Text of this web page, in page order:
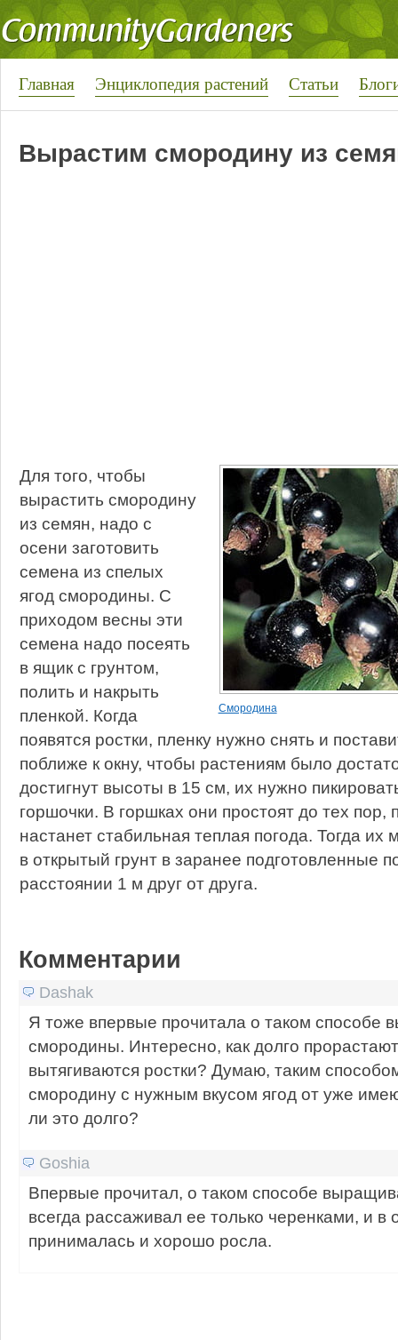
Главная Энциклопедия растений Статьи
Вырастим смородину из
Смородина
Для того, чтобы
вырастить смородину
из семян, надо с
осени заготовить
семена из спелых
ягод смородины. С
приходом весны эти
семена надо посеять
в ящик с грунтом,
полить и накрыть
пленкой. Когда
появятся ростки, пленку нужно снять и
поближе к окну, чтобы растениям было
достигнут высоты в 15 см, их нужно
горшочки. В горшках они простоят до тех пор,
настанет стабильная теплая погода. Тогда
в открытый грунт в заранее подготовленные
расстоянии 1 м друг от друга.
Комментарии
Dashak
Я тоже впервые прочитала о таком способе
смородины. Интересно, как долго
вытягиваются ростки? Думаю, таким
смородину с нужным вкусом ягод от уже
ли это долго?
Goshia
Впервые прочитал, о таком способе
всегда рассаживал ее только черенками, и в
принималась и хорошо росла.